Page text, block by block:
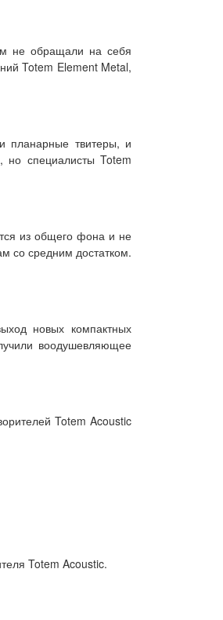
не обращали на себя
Totem Element Metal,
планарные твитеры, и
но специалисты Totem
из общего фона и не
со средним достатком.
новых компактных
воодушевляющее
Totem Acoustic
Totem Acoustic.